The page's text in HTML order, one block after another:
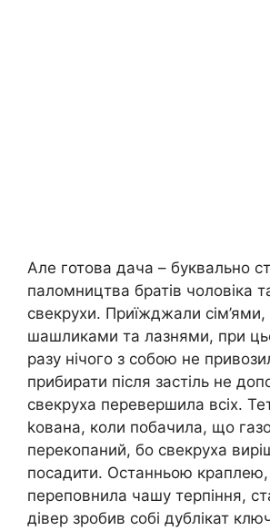
Але готова дача – буквально
паломництва братів чоловіка
свекрухи. Приїжджали сім’ями,
шашликами та лазнями, при
разу нічого з собою не
прибирати після застіль не
свекруха перевершила всіх.
kована, коли побачила, що
перекопаний, бо свекруха
посадити. Останньою
переповнила чашу терпіння,
дівер зробив собі дублікат